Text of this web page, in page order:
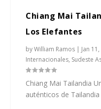
Chiang Mai
Los Elefantes
byWilliam Ramos | Jan
Internacionales, Sudeste
Chiang Mai Tailandia
auténticos de